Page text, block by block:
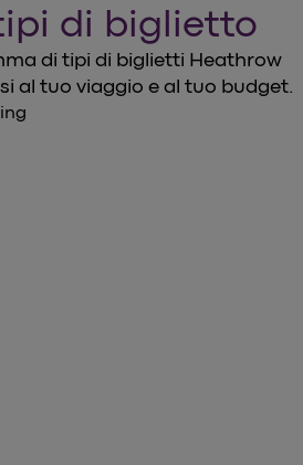
di biglietto
di tipi di biglietti Heathrow
al tuo viaggio e al tuo budget.